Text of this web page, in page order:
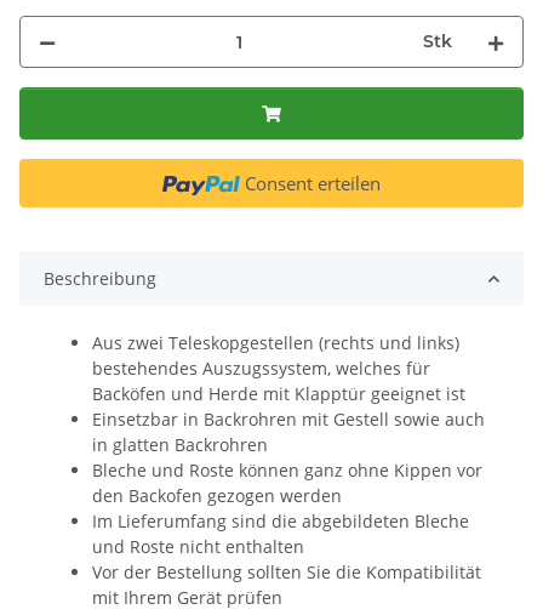
Stk
Consent erteilen
Beschreibung
Aus zwei Teleskopgestellen (rechts und links)
bestehendes Auszugssystem, welches für
Backöfen und Herde mit Klapptür geeignet ist
Einsetzbar in Backrohren mit Gestell sowie auch
in glatten Backrohren
Bleche und Roste können ganz ohne Kippen vor
den Backofen gezogen werden
Im Lieferumfang sind die abgebildeten Bleche
und Roste nicht enthalten
Vor der Bestellung sollten Sie die Kompatibilität
mit Ihrem Gerät prüfen